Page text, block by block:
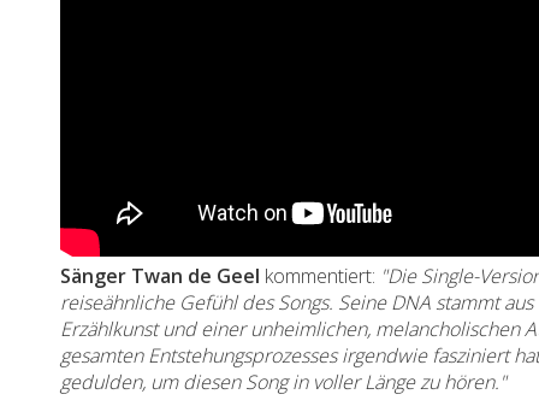
Sänger Twan de Geel kommentiert: "Die Single-
reiseähnliche Gefühl des Songs. Seine DNA stammt
Erzählkunst und einer unheimlichen, melancholischen
gesamten Entstehungsprozesses irgendwie fasziniert
gedulden, um diesen Song in voller Länge zu hören."